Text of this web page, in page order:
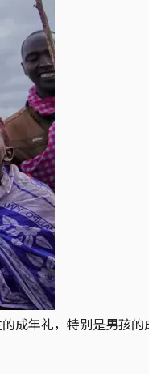
成年礼，特别是男孩